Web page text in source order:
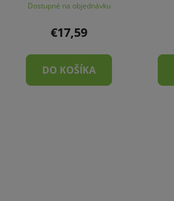
Dostupné na objednávku
€17,59
DO KOŠÍKA